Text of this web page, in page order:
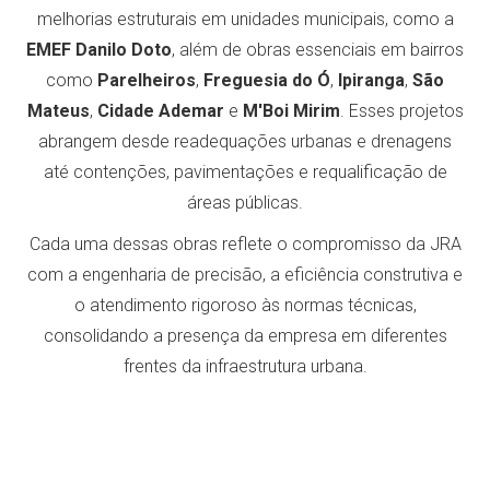
melhorias estruturais em unidades municipais, como a
EMEF Danilo Doto, além de obras essenciais em bairros
como Parelheiros, Freguesia do Ó, Ipiranga, São
Mateus, Cidade Ademar e M'Boi Mirim . Esses projetos
abrangem desde readequações urbanas e drenagens
até contenções, pavimentações e requalificação de
áreas públicas.
Cada uma dessas obras reflete o compromisso da JRA
com a engenharia de precisão, a eficiência construtiva e
o atendimento rigoroso às normas técnicas,
consolidando a presença da empresa em diferentes
frentes da infraestrutura urbana.